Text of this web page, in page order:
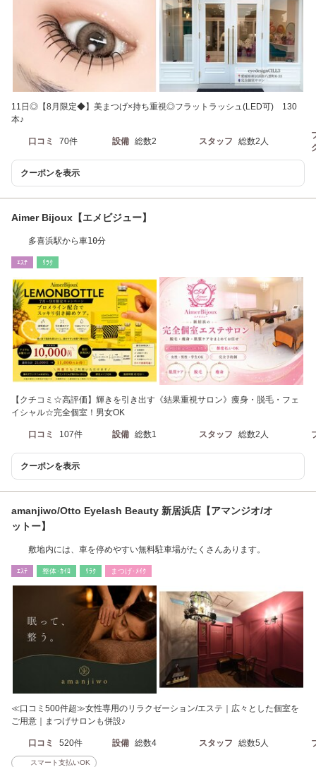
11日◎【8月限定◆】美まつげ×持ち重視◎フラットラッシュ(LED可) 130
本♪
口コミ 70件 設備 総数2 スタッフ 総数2人
クーポンを表示
Aimer Bijoux【エメビジュー】
多喜浜駅から車10分
ｴｽﾃ ﾘﾗｸ
【クチコミ☆高評価】輝きを引き出す《結果重視サロン》痩身・脱毛・フェ
イシャル☆完全個室！男女OK
口コミ 107件 設備 総数1 スタッフ 総数2人
クーポンを表示
amanjiwo/Otto Eyelash Beauty 新居浜店【アマンジオ/オ
ットー】
敷地内には、車を停めやすい無料駐車場がたくさんあります。
ｴｽﾃ 整体･ｶｲﾛ ﾘﾗｸ まつげ･ﾒｲｸ
≪口コミ500件超≫女性専用のリラクゼーション/エステ｜広々とした個室を
ご用意｜まつげサロンも併設♪
口コミ 520件 設備 総数4 スタッフ 総数5人
スマート支払いOK